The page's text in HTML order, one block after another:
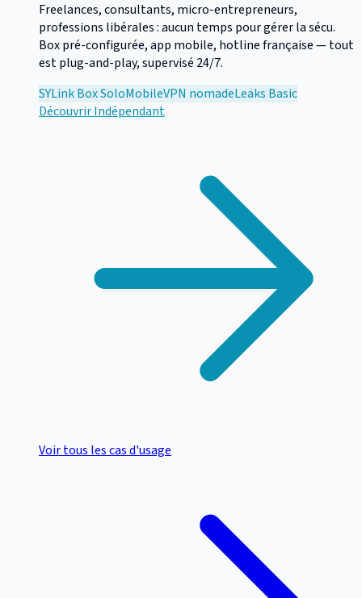
Freelances, consultants, micro-entrepreneurs,
professions libérales : aucun temps pour gérer la sécu.
Box pré-configurée, app mobile, hotline française — tout
est plug-and-play, supervisé 24/7.
SYLink Box SoloMobileVPN nomadeLeaks Basic
DécouvrirIndépendant
Voir tous les cas d'usage